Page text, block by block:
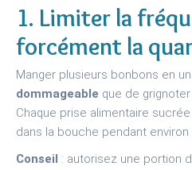
1. Limiter la
forcément la
Manger plusieurs bonbons en
dommageable que de
Chaque prise alimentaire
dans la bouche pendant environ
Conseil : autorisez une portion